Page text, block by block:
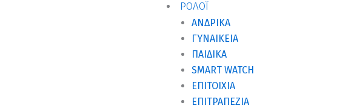
ΡΟΛΟΪ
ΑΝΔΡΙΚΆ
ΓΥΝΑΙΚΕΊΑ
ΠΑΙΔΙΚΆ
SMART WATCH
ΕΠΙΤΟΊΧΙΑ
ΕΠΙΤΡΑΠΈΖΙΑ